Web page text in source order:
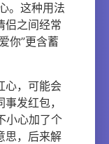
。这种用法
侣之间经常
你”更含蓄
心，可能会
发红包，
小心加了个
思，后来解